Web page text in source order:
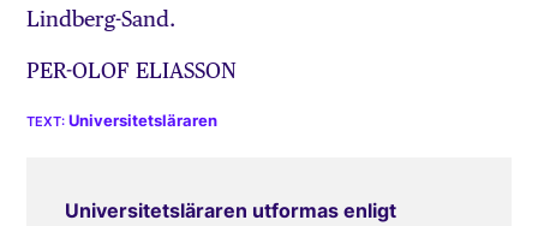
Lindberg-Sand.
PER-OLOF ELIASSON
Universitetsläraren
Universitetsläraren utformas enligt